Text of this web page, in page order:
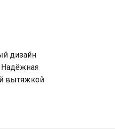
дизайн
Надёжная
вытяжкой